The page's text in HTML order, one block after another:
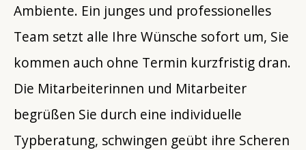
Ambiente. Ein junges und professionelles
Team setzt alle Ihre Wünsche sofort um, Sie
kommen auch ohne Termin kurzfristig dran.
Die Mitarbeiterinnen und Mitarbeiter
begrüßen Sie durch eine individuelle
Typberatung, schwingen geübt ihre Scheren